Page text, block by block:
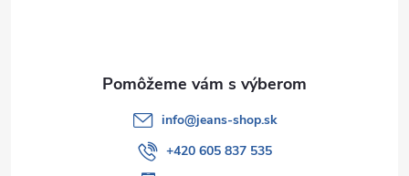
info@jeans-shop.sk
+420 605 837 535